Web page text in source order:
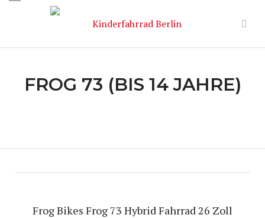
FROG 73 (BIS 14 JAHRE)
Frog Bikes Frog 73 Hybrid Fahrrad 26 Zoll